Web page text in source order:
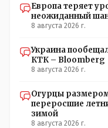
Европа теряет
неожиданный
8 августа 2026 г.
Украина
КТК – Bloomberg
8 августа 2026 г.
Огурцы
переросшие
зимой
8 августа 2026 г.